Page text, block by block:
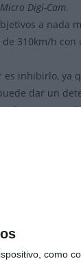
como
Micro Digi-Cam.
a nada
310km/h
inhibirlo, ya
dar un
ya seria
objetivo ha
más cortas,
igual de
de la
láser es mas